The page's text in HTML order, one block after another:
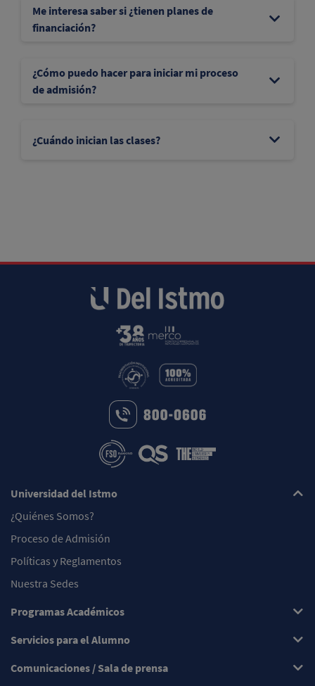
Me interesa saber si ¿tienen planes de
financiación?
¿Cómo puedo hacer para iniciar mi proceso
de admisión?
¿Cuándo inician las clases?
Universidad del Istmo
¿Quiénes Somos?
Proceso de Admisión
Políticas y Reglamentos
Nuestra Sedes
Programas Académicos
Servicios para el Alumno
Comunicaciones / Sala de prensa